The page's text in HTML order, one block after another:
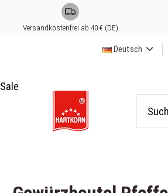
Versandkostenfrei ab 40 € (DE)
Deutsch
Sale